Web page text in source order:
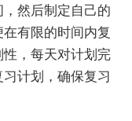
然后制定自己的
有限的时间内复
，每天对计划完
计划，确保复习